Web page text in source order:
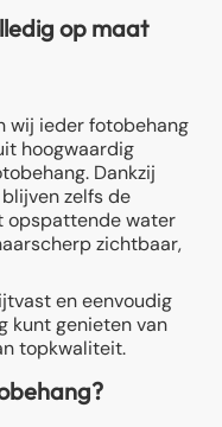
op maat
wij ieder fotobehang
hoogwaardig
Dankzij
zelfs de
opspattende water
zichtbaar,
en eenvoudig
kunt genieten van
topkwaliteit.